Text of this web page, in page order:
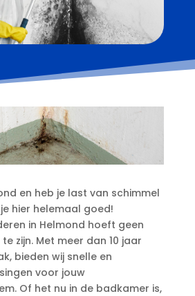
en heb je last van schimmel
hier helemaal goed!
in Helmond hoeft geen
zijn.​ Met meer dan 10 jaar
bieden wij snelle en
voor jouw
Of het nu in de badkamer is,